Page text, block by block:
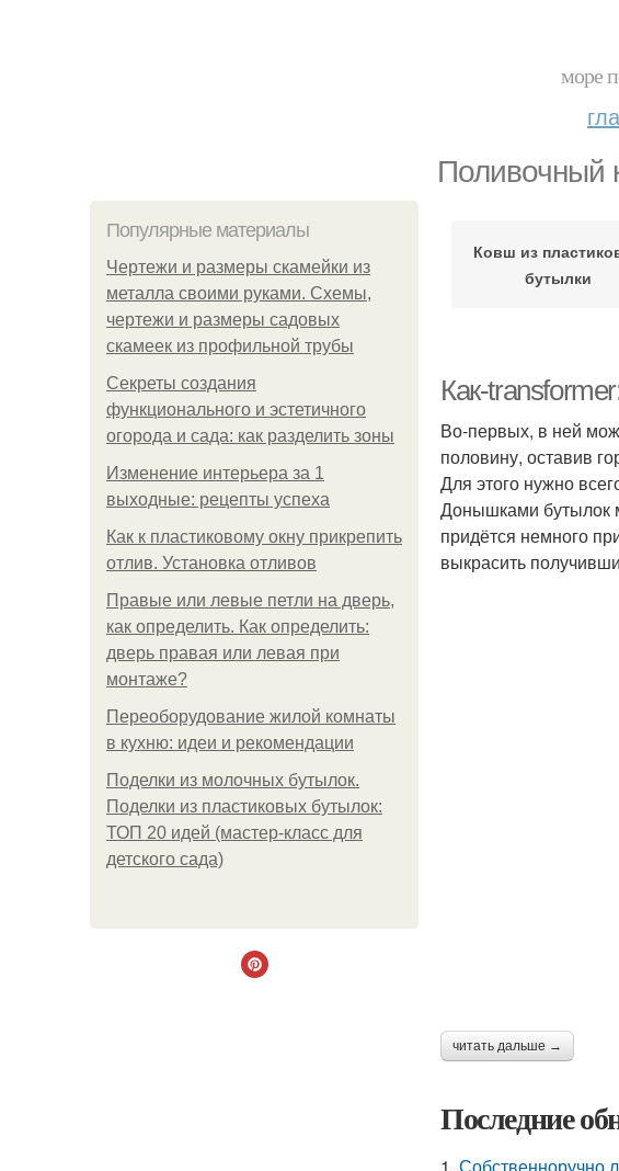
море
Поливочный
Популярные материалы
Чертежи и размеры скамейки из
металла своими руками. Схемы,
чертежи и размеры садовых
скамеек из профильной трубы
Секреты создания
функционального и эстетичного
огорода и сада: как разделить зоны
Изменение интерьера за 1
выходные: рецепты успеха
Как к пластиковому окну прикрепить
отлив. Установка отливов
Правые или левые петли на дверь,
как определить. Как определить:
дверь правая или левая при
монтаже?
Переоборудование жилой комнаты
в кухню: идеи и рекомендации
Поделки из молочных бутылок.
Поделки из пластиковых бутылок:
ТОП 20 идей (мастер-класс для
детского сада)
Ковш из
бутылки
Как-
Во-первых, в ней
половину, оставив
Для этого нужно
Донышками бутылок
придётся немного
выкрасить
читать дальше →
Последние